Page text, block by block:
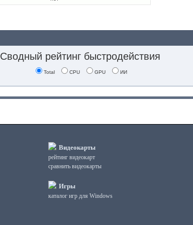
Сводный рейтинг быстродействия
Total CPU GPU ИИ
Видеокарты
рейтинг видеокарт
сравнить видеокарты
Игры
каталог игр для Windows